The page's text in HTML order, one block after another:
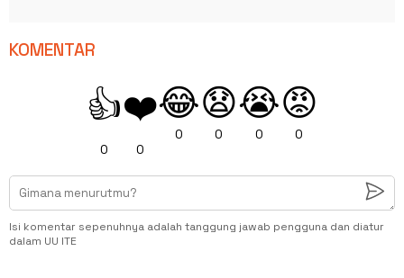
KOMENTAR
👍
0
❤️
0
😂
0
😧
0
😭
0
😡
0
Isi komentar sepenuhnya adalah tanggung jawab pengguna dan diatur
dalam UU ITE